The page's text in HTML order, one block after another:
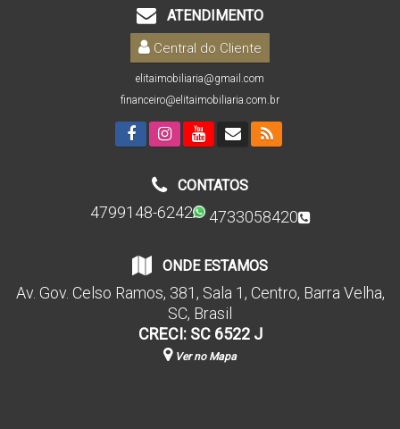
ATENDIMENTO
Central do Cliente
elitaimobiliaria@gmail.com
financeiro@elitaimobiliaria.com.br
CONTATOS
4799148-6242 4733058420
ONDE ESTAMOS
Av. Gov. Celso Ramos, 381 , Sala 1 , Centro, Barra Velha,
SC, Brasil
CRECI: SC 6522 J
Ver no Mapa